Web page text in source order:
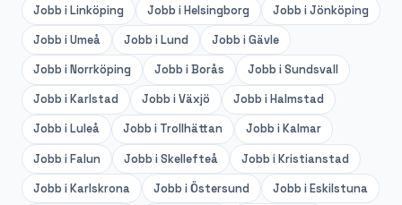
Jobb iLinköping Jobb iHelsingborg Jobb iJönköping
Jobb iUmeå Jobb iLund Jobb iGävle
Jobb iNorrköping Jobb iBorås Jobb iSundsvall
Jobb iKarlstad Jobb iVäxjö Jobb iHalmstad
Jobb iLuleå Jobb i Trollhättan Jobb iKalmar
Jobb iFalun Jobb iSkellefteå Jobb iKristianstad
Jobb iKarlskrona Jobb iÖstersund Jobb iEskilstuna